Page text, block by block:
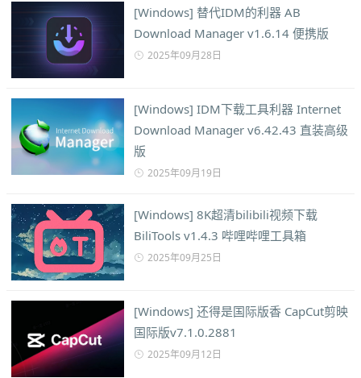
[Windows] 替代IDM的利器 AB
Download Manager v1.6.14 便携版
2025年09月28日
[Windows] IDM下载工具利器 Internet
Download Manager v6.42.43 直装高级
版
2025年09月19日
[Windows] 8K超清bilibili视频下载
BiliTools v1.4.3 哔哩哔哩工具箱
2025年09月25日
[Windows] 还得是国际版香 CapCut剪映
国际版v7.1.0.2881
2025年09月12日